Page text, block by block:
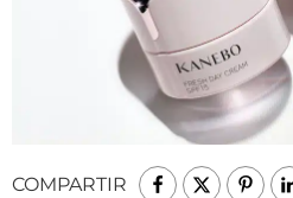
COMPARTIR